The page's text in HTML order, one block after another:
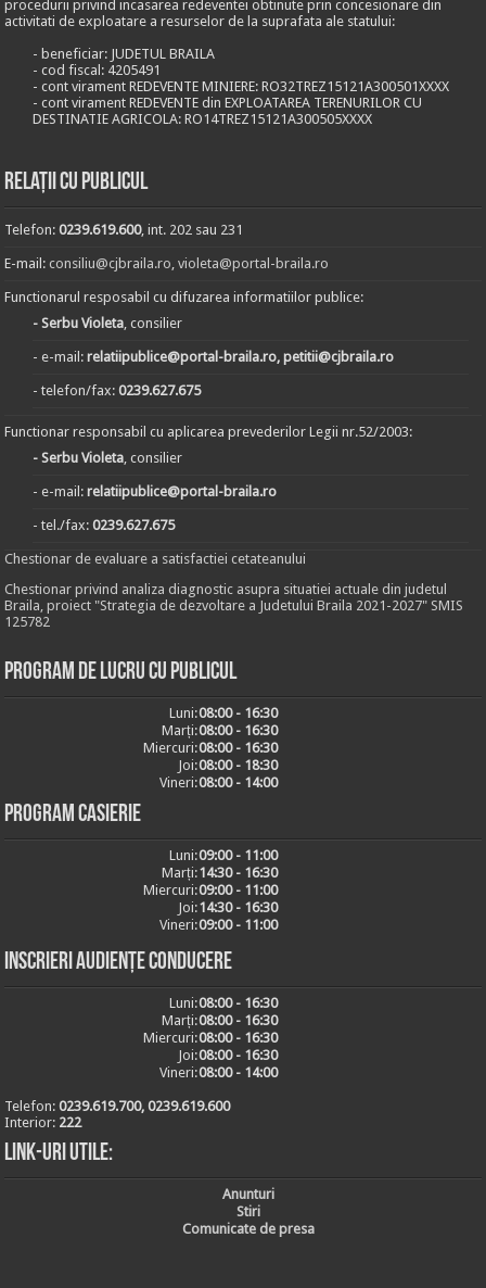
procedurii privind incasarea redeventei obtinute prin concesionare din
activitati de exploatare a resurselor de la suprafata ale statului:
- beneficiar: JUDETUL BRAILA
- cod fiscal: 4205491
- cont virament REDEVENTE MINIERE: RO32TREZ15121A300501XXXX
- cont virament REDEVENTE din EXPLOATAREA TERENURILOR CU
DESTINATIE AGRICOLA: RO14TREZ15121A300505XXXX
Relații cu publicul
Telefon:0239.619.600, int. 202 sau 231
E-mail:consiliu@cjbraila.ro,violeta@portal-braila.ro
Functionarul resposabil cu difuzarea informatiilor publice:
- Serbu Violeta, consilier
- e-mail:relatiipublice@portal-braila.ro, petitii@cjbraila.ro
- telefon/fax:0239.627.675
Functionar responsabil cu aplicarea prevederilor Legii nr.52/2003:
- Serbu Violeta, consilier
- e-mail:relatiipublice@portal-braila.ro
- tel./fax:0239.627.675
Chestionar de evaluare a satisfactiei cetateanului
Chestionar privind analiza diagnostic asupra situatiei actuale din judetul
Braila, proiect "Strategia de dezvoltare a Judetului Braila 2021-2027" SMIS
125782
Program de lucru cu publicul
Luni:08:00 - 16:30
Marți:08:00 - 16:30
Miercuri:08:00 - 16:30
Joi:08:00 - 18:30
Vineri:08:00 - 14:00
Program casierie
Luni:09:00 - 11:00
Marți:14:30 - 16:30
Miercuri:09:00 - 11:00
Joi:14:30 - 16:30
Vineri:09:00 - 11:00
Inscrieri audiențe conducere
Luni:08:00 - 16:30
Marți:08:00 - 16:30
Miercuri:08:00 - 16:30
Joi:08:00 - 16:30
Vineri:08:00 - 14:00
Telefon:0239.619.700, 0239.619.600
Interior: 222
Link-uri utile:
Anunturi
Stiri
Comunicate de presa